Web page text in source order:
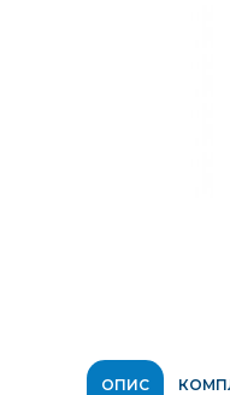
ОПИС